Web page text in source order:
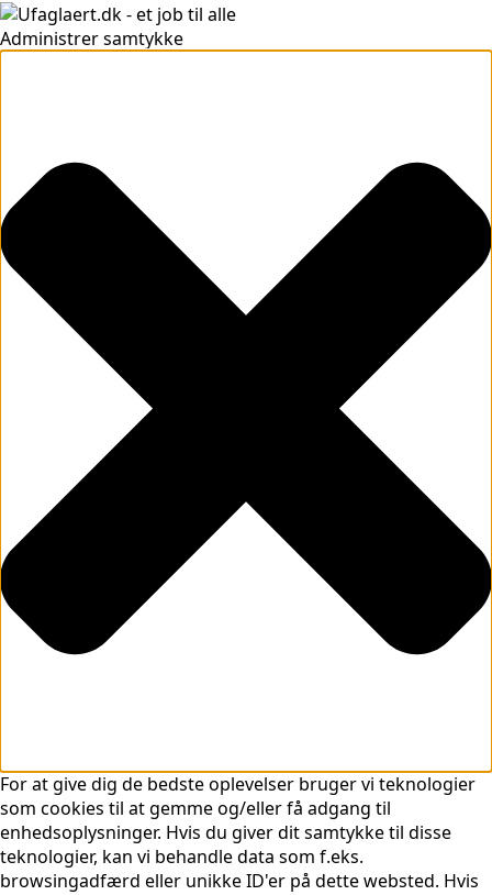
Administrer samtykke
For at give dig de bedste oplevelser bruger vi teknologier
som cookies til at gemme og/eller få adgang til
enhedsoplysninger. Hvis du giver dit samtykke til disse
teknologier, kan vi behandle data som f.eks.
browsingadfærd eller unikke ID'er på dette websted. Hvis